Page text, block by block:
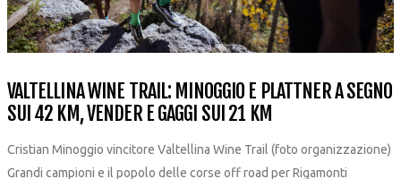
VALTELLINA WINE TRAIL: MINOGGIO E PLATTNER A SEGNO
SUI 42 KM, VENDER E GAGGI SUI 21 KM
Cristian Minoggio vincitore Valtellina Wine Trail (foto organizzazione)
Grandi campioni e il popolo delle corse off road per Rigamonti